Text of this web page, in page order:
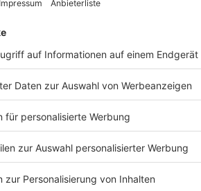
sind im gut sortierten Bau- oder
vorgefertigte Pakete mit allem, was
Anzeige
Wasserablauf frei- und Regen
Anzeige
Eine Kiesfangleiste am Rand des
weggespült oder -geweht wird. Etwas